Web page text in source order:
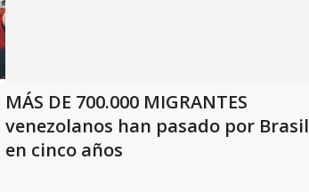
MÁS DE 700.000 MIGRANTES
venezolanos han pasado por Brasil
en cinco años